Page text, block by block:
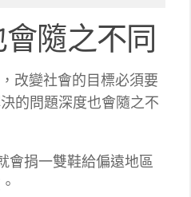
隨之不同
改變社會的目標必須要
的問題深度也會隨之不
會捐一雙鞋給偏遠地區